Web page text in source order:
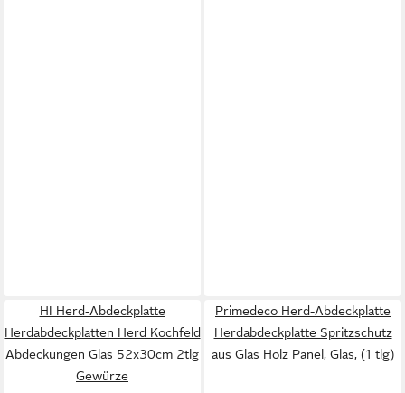
HI Herd-Abdeckplatte
Herdabdeckplatten Herd Kochfeld
Abdeckungen Glas 52x30cm 2tlg
Gewürze
Primedeco Herd-Abdeckplatte
Herdabdeckplatte Spritzschutz
aus Glas Holz Panel, Glas, (1 tlg)